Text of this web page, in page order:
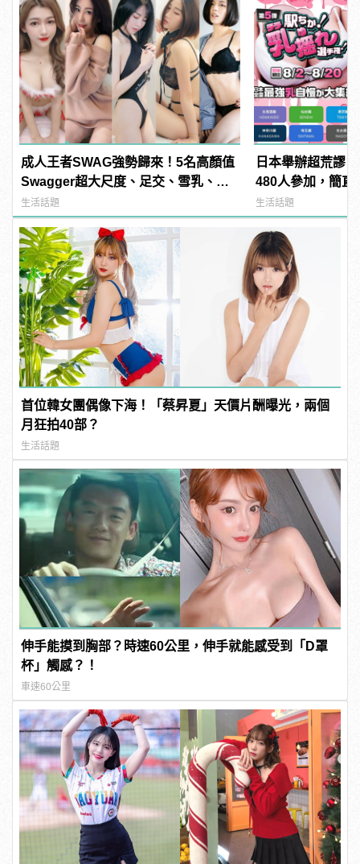
成人王者SWAG強勢歸來！5名高顏值
Swagger超大尺度、足交、雪乳、粉
紅海鮮通通有，親自教你人與人的連
結！ | manfashion這樣變型男
生活話題
日本舉辦超荒謬
480人參加，簡直
manfashion這樣
生活話題
首位韓女團偶像下海！「蔡昇夏」天價片酬曝光，兩個
月狂拍40部？
生活話題
伸手能摸到胸部？時速60公里，伸手就能感受到「D罩
杯」觸感？！
車速60公里